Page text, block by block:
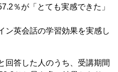
％が「とても実感できた」
ン英会話の学習効果を実感し
回答した人のうち、受講期間